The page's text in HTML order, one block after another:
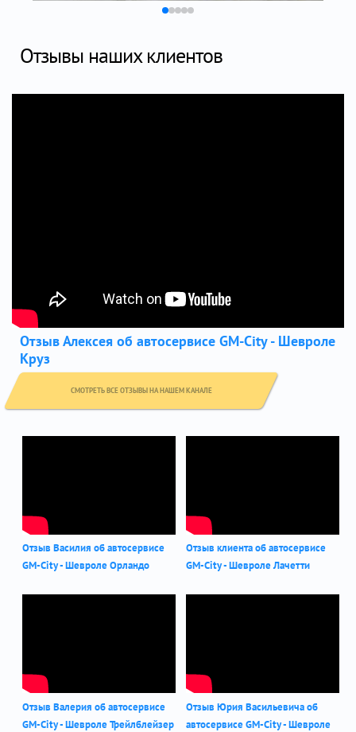
Отзывы наших клиентов
Отзыв Алексея об автосервисе GM-City - Шевроле
Круз
СМОТРЕТЬ ВСЕ ОТЗЫВЫ НА НАШЕМ КАНАЛЕ
Отзыв Василия об автосервисе
GM-City - Шевроле Орландо
Отзыв клиента об автосервисе
GM-City - Шевроле Лачетти
Отзыв Валерия об автосервисе
GM-City - Шевроле Трейлблейзер
Отзыв Юрия Васильевича об
автосервисе GM-City - Шевроле